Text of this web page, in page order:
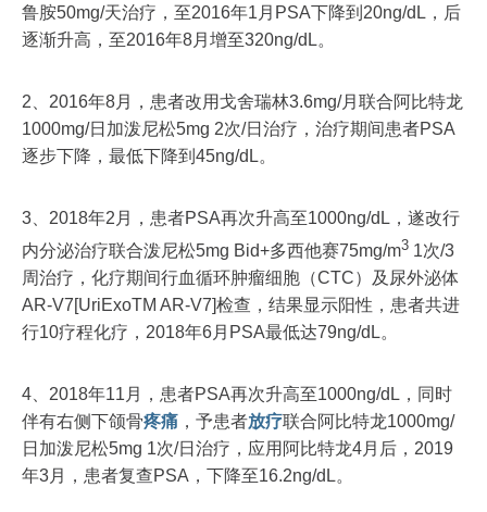
鲁胺50mg/天治疗，至2016年1月PSA下降到20ng/dL，后
逐渐升高，至2016年8月增至320ng/dL。
2、2016年8月，患者改用戈舍瑞林3.6mg/月联合阿比特龙
1000mg/日加泼尼松5mg 2次/日治疗，治疗期间患者PSA
逐步下降，最低下降到45ng/dL。
3、2018年2月，患者PSA再次升高至1000ng/dL，遂改行
内分泌治疗联合泼尼松5mg Bid+多西他赛75mg/m3 1次/3
周治疗，化疗期间行血循环肿瘤细胞（CTC）及尿外泌体
AR-V7[UriExoTM AR-V7]检查，结果显示阳性，患者共进
行10疗程化疗，2018年6月PSA最低达79ng/dL。
4、2018年11月，患者PSA再次升高至1000ng/dL，同时
伴有右侧下颌骨疼痛 ，予患者放疗联合阿比特龙1000mg/
日加泼尼松5mg 1次/日治疗，应用阿比特龙4月后，2019
年3月，患者复查PSA，下降至16.2ng/dL。